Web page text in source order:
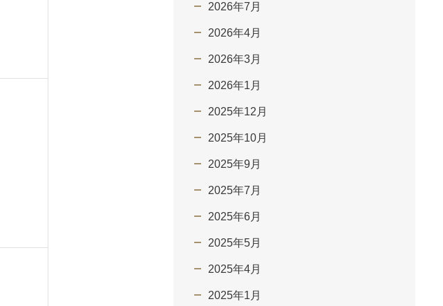
2026年7月
2026年4月
2026年3月
2026年1月
2025年12月
2025年10月
2025年9月
2025年7月
2025年6月
2025年5月
2025年4月
2025年1月